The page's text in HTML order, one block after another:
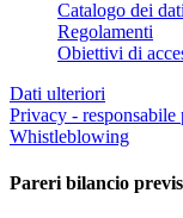
Catalogo dei
Regolamenti
Obiettivi di
Dati ulteriori
Privacy - responsabile
Whistleblowing
Pareri bilancio